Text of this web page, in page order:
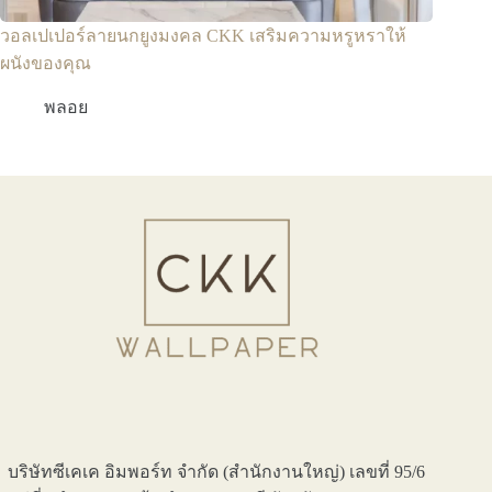
วอลเปเปอร์ลายนกยูงมงคล CKK เสริมความหรูหราให้
ผนังของคุณ
พลอย
บริษัทซีเคเค อิมพอร์ท จำกัด (สำนักงานใหญ่) เลขที่ 95/6